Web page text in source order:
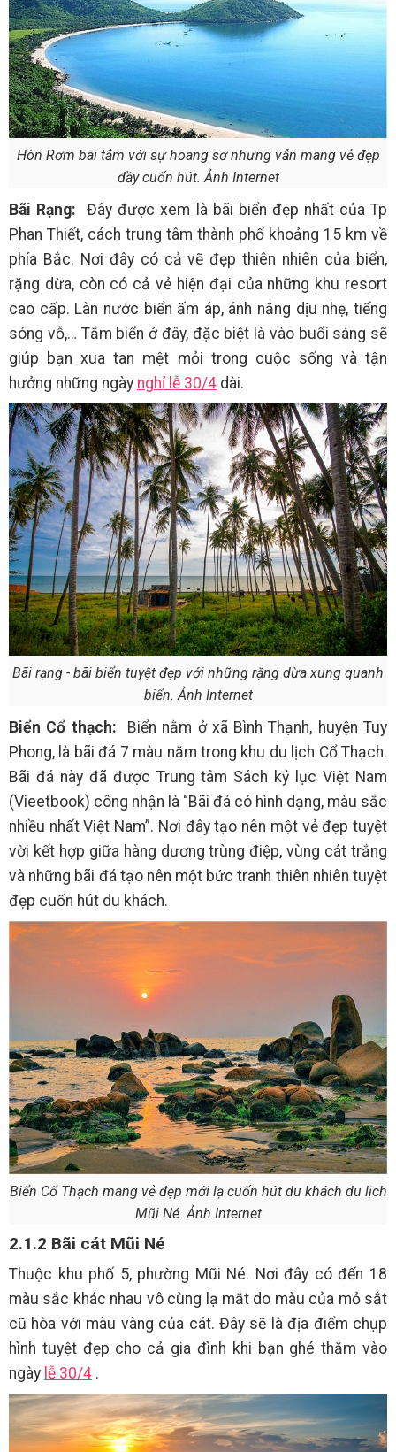
Hòn Rơm bãi tắm với sự hoang sơ nhưng vẫn mang vẻ đẹp
đầy cuốn hút. Ảnh Internet
Bãi Rạng:
Đây được xem là bãi biển đẹp nhất của Tp
Phan Thiết, cách trung tâm thành phố khoảng 15 km về
phía Bắc. Nơi đây có cả vẽ đẹp thiên nhiên của biển,
rặng dừa, còn có cả vẻ hiện đại của những khu resort
cao cấp. Làn nước biển ấm áp, ánh nắng dịu nhẹ, tiếng
sóng vỗ,… Tắm biển ở đây, đặc biệt là vào buổi sáng sẽ
giúp bạn xua tan mệt mỏi trong cuộc sống và tận
hưởng những ngày nghỉ lễ 30/4 dài.
Bãi rạng - bãi biển tuyệt đẹp với những rặng dừa xung quanh
biển. Ảnh Internet
Biển Cổ thạch:
Biển nằm ở xã Bình Thạnh, huyện Tuy
Phong, là bãi đá 7 màu nằm trong khu du lịch Cổ Thạch.
Bãi đá này đã được Trung tâm Sách kỷ lục Việt Nam
(Vieetbook) công nhận là “Bãi đá có hình dạng, màu sắc
nhiều nhất Việt Nam”. Nơi đây tạo nên một vẻ đẹp tuyệt
vời kết hợp giữa hàng dương trùng điệp, vùng cát trắng
và những bãi đá tạo nên một bức tranh thiên nhiên tuyệt
đẹp cuốn hút du khách.
Biển Cổ Thạch mang vẻ đẹp mới lạ cuốn hút du khách du lịch
Mũi Né. Ảnh Internet
2.1.2 Bãi cát Mũi Né
Thuộc khu phố 5, phường Mũi Né. Nơi đây có đến 18
màu sắc khác nhau vô cùng lạ mắt do màu của mỏ sắt
cũ hòa với màu vàng của cát. Đây sẽ là địa điểm chụp
hình tuyệt đẹp cho cả gia đình khi bạn ghé thăm vào
ngày lễ 30/4 .